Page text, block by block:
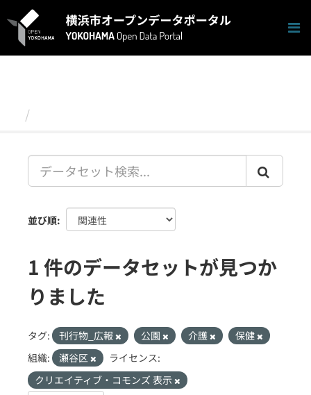
キ
並び順
1 件のデータセットが見つか
りました
タグ: 刊行物_広報 公園 介護
保健
組織:
瀬谷区
ライセンス:
クリエイティブ・コモンズ 表示